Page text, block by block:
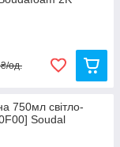
од.
750мл світло-
Soudal